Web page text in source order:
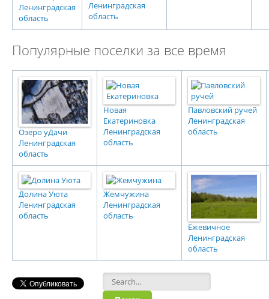
Ленинградская
область
Ленинградская
область
Популярные поселки за все время
Озеро уДачи
Ленинградская
область
Новая
Екатериновка
Ленинградская
область
Павловский ручей
Ленинградская
область
Долина Уюта
Ленинградская
область
Жемчужина
Ленинградская
область
Ежевичное
Ленинградская
область
Форма поиска